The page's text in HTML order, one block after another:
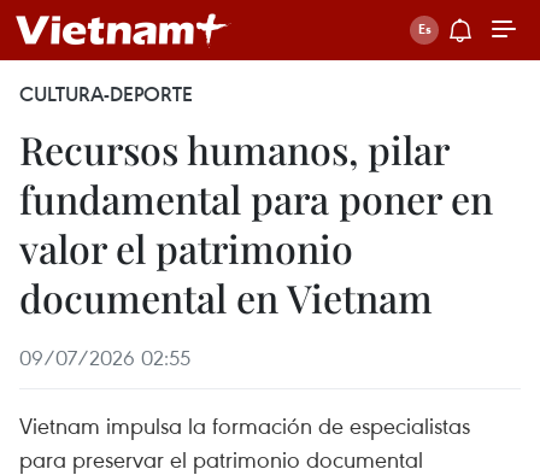
CULTURA-DEPORTE
Recursos humanos, pilar
fundamental para poner en
valor el patrimonio
documental en Vietnam
09/07/2026 02:55
Vietnam impulsa la formación de especialistas
para preservar el patrimonio documental